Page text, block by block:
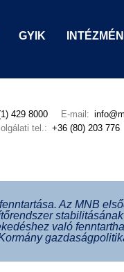
GYIK
429 8000 E-mail:
tel.: +36 (80) 203 776
Az MNB
való